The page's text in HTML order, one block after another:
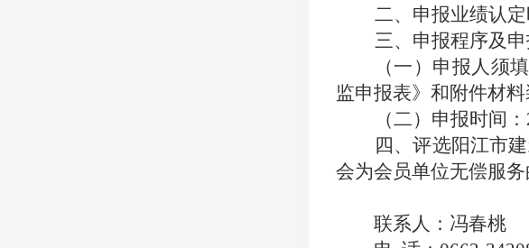
二、 申报业绩认定
三、 申报程序及
（一 ） 申报人须
监申报表》 和附件材
（二）申报时间：
四、评选阳江市
会为会员单位无偿服务
联系人： 冯春桃